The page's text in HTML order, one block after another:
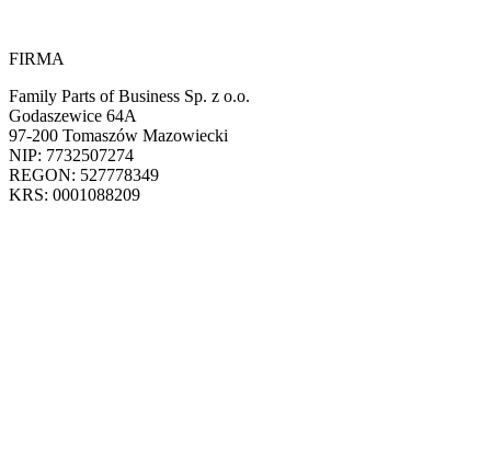
FIRMA
Family Parts of Business Sp. z o.o.
Godaszewice 64A
97-200 Tomaszów Mazowiecki
NIP: 7732507274
REGON: 527778349
KRS: 0001088209